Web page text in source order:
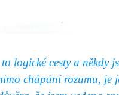
to logickécesty a někdy
chápání rozumu, je